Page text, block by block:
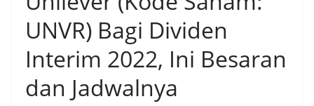
UNVR) Bagi Dividen
Interim 2022, Ini Besaran
dan Jadwalnya